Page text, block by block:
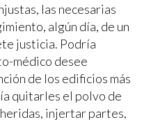
las necesarias
algún día, de un
justicia. Podría
médico desee
de los edificios más
quitarles el polvo de
injertar partes,